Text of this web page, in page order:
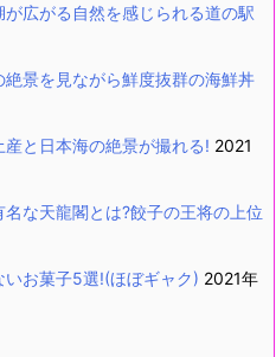
広がる自然を感じられる道の駅
景を見ながら鮮度抜群の海鮮丼
と日本海の絶景が撮れる! 2021
な天龍閣とは?餃子の王将の上位
お菓子5選!(ほぼギャク) 2021年